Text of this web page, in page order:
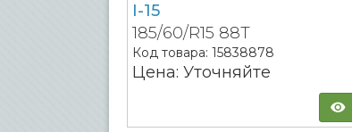
I-15
185/60/R15 88T
Код товара: 15838878
Цена: Уточняйте